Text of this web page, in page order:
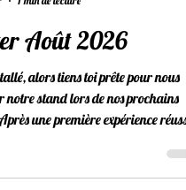
1 min de lecture
Août 2026
alors tiens toi prête pour nous
une première expérience
Retro et à Rock Around the